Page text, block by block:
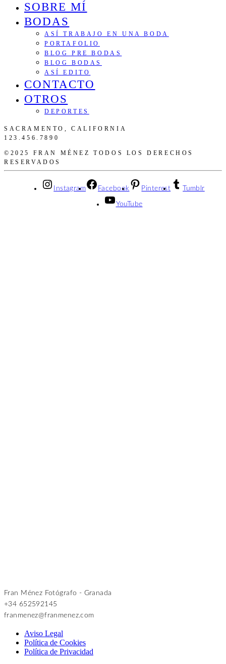
SOBRE MÍ
BODAS
ASÍ TRABAJO EN UNA BODA
PORTAFOLIO
BLOG PRE BODAS
BLOG BODAS
ASÍ EDITO
CONTACTO
OTROS
DEPORTES
SACRAMENTO, CALIFORNIA
123.456.7890
©2025 FRAN MÉNEZ TODOS LOS DERECHOS
RESERVADOS
Instagram Facebook Pinterest Tumblr
YouTube
Fran Ménez Fotógrafo - Granada
+34 652592145
franmenez@franmenez.com
Aviso Legal
Política de Cookies
Política de Privacidad